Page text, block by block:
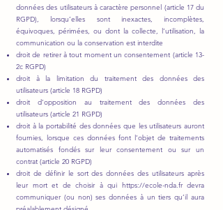
données des utilisateurs à caractère personnel (article 17 du
RGPD), lorsqu’elles sont inexactes, incomplètes,
équivoques, périmées, ou dont la collecte, l’utilisation, la
communication ou la conservation est interdite
droit de retirer à tout moment un consentement (article 13-
2c RGPD)
droit à la limitation du traitement des données des
utilisateurs (article 18 RGPD)
droit d’opposition au traitement des données des
utilisateurs (article 21 RGPD)
droit à la portabilité des données que les utilisateurs auront
fournies, lorsque ces données font l’objet de traitements
automatisés fondés sur leur consentement ou sur un
contrat (article 20 RGPD)
droit de définir le sort des données des utilisateurs après
leur mort et de choisir à qui https://ecole-nda.frdevra
communiquer (ou non) ses données à un tiers qu’il aura